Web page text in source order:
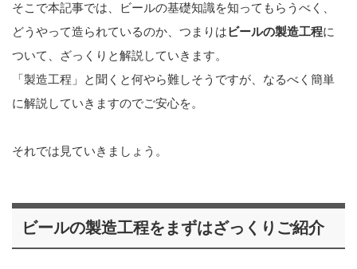
そこで本記事では、ビールの基礎知識を知ってもらうべく、
どうやって造られているのか、つまりはビールの製造工程に
ついて、ざっくりと解説していきます。
「製造工程」と聞くと何やら難しそうですが、なるべく簡単
に解説していきますのでご安心を。
それでは見ていきましょう。
ビールの製造工程をまずはざっくりご紹介